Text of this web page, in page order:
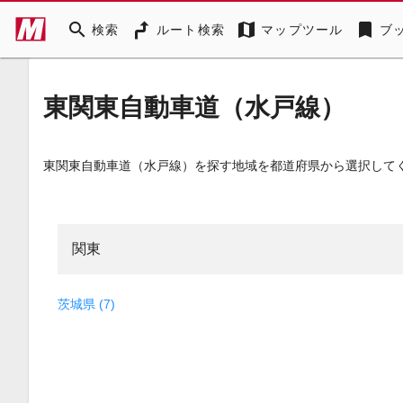
search 検索 ルート検索 map マップツール bookmark ブ
東関東自動車道（水戸線）
東関東自動車道（水戸線）を探す地域を都道府県から選択して
関東
茨城県 (7)